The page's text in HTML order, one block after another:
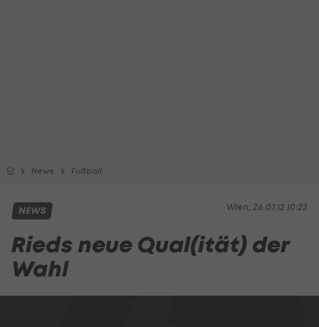
News Fußball
Wien, 26.07.12 10:22
NEWS
Rieds neue Qual(ität) der
Wahl